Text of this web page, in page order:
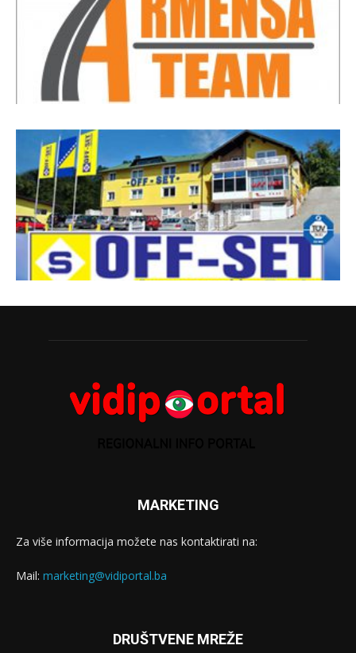
MARKETING
Za više informacija možete nas kontaktirati na:
Mail: marketing@vidiportal.ba
DRUŠTVENE MREŽE